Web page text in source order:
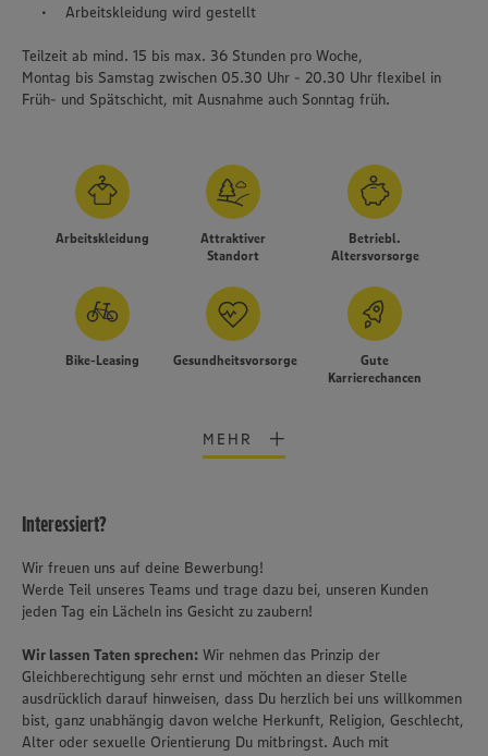
Arbeitskleidung wird gestellt
Teilzeit ab mind. 15 bis max. 36 Stunden pro Woche,
Montag bis Samstag zwischen 05.30 Uhr - 20.30 Uhr flexibel in
Früh- und Spätschicht, mit Ausnahme auch Sonntag früh.
Arbeitskleidung
Attraktiver
Standort
Betriebl.
Altersvorsorge
Bike-Leasing Gesundheitsvorsorge
Gute
Karrierechancen
MEHR
Interessiert?
Wir freuen uns auf deine Bewerbung!
Werde Teil unseres Teams und trage dazu bei, unseren Kunden
jeden Tag ein Lächeln ins Gesicht zu zaubern!
Wir lassen Taten sprechen: Wir nehmen das Prinzip der
Gleichberechtigung sehr ernst und möchten an dieser Stelle
ausdrücklich darauf hinweisen, dass Du herzlich bei uns willkommen
bist, ganz unabhängig davon welche Herkunft, Religion, Geschlecht,
Alter oder sexuelle Orientierung Du mitbringst. Auch mit